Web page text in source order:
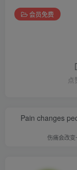
会员免费
点
Pain changes
伤痛会改